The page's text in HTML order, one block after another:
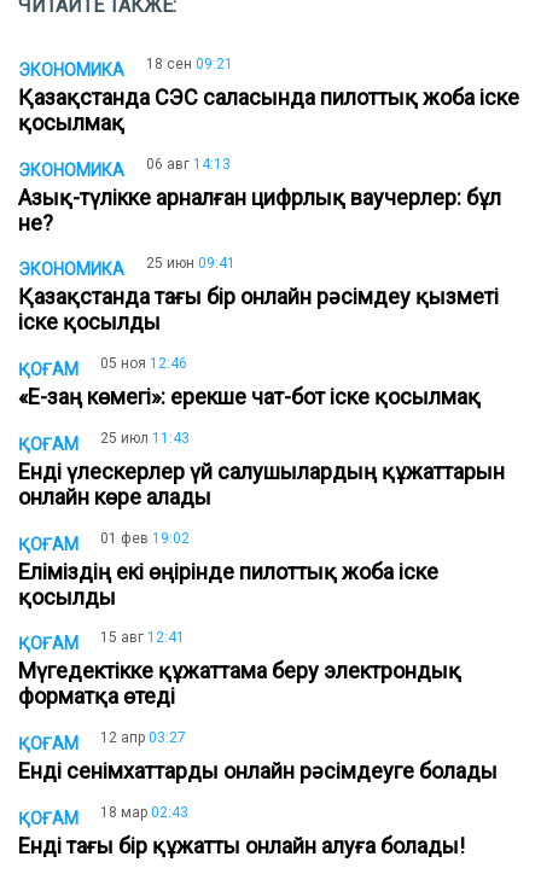
ЧИТАЙТЕ ТАКЖЕ:
ЭКОНОМИКА 18 сен 09:21
Қазақстанда СЭС саласында пилоттық жоба іске
қосылмақ
ЭКОНОМИКА 06 авг 14:13
Азық-түлікке арналған цифрлық ваучерлер: бұл
не?
ЭКОНОМИКА 25 июн 09:41
Қазақстанда тағы бір онлайн рәсімдеу қызметі
іске қосылды
ҚОҒАМ 05 ноя 12:46
«Е-заң көмегі»: ерекше чат-бот іске қосылмақ
ҚОҒАМ 25 июл 11:43
Енді үлескерлер үй салушылардың құжаттарын
онлайн көре алады
ҚОҒАМ 01 фев 19:02
Еліміздің екі өңірінде пилоттық жоба іске
қосылды
ҚОҒАМ 15 авг 12:41
Мүгедектікке құжаттама беру электрондық
форматқа өтеді
ҚОҒАМ 12 апр 03:27
Енді сенімхаттарды онлайн рәсімдеуге болады
ҚОҒАМ 18 мар 02:43
Енді тағы бір құжатты онлайн алуға болады!